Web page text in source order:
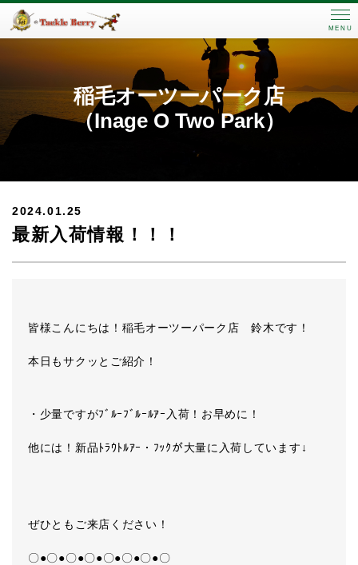
MENU
稲毛オーツーパーク店
（Inage O Two Park）
2024.01.25
最新入荷情報！！！
皆様こんにちは！稲毛オーツーパーク店 鈴木です！
本日もサクッとご紹介！
・少量ですがﾌﾞﾙｰﾌﾞﾙｰﾙｱｰ入荷！お早めに！
他には！新品ﾄﾗｳﾄﾙｱｰ・ﾌｯｸが大量に入荷しています↓
ぜひともご来店ください！
〇●〇●〇●〇●〇●〇●〇●〇